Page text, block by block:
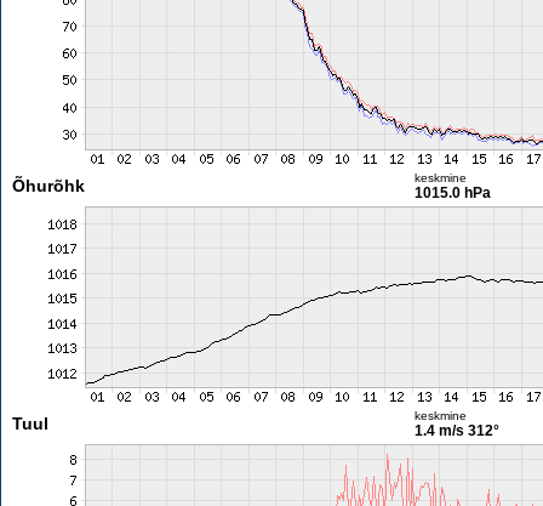
Õhurõhk keskmine
1015.0 hPa
Tuul keskmine
1.4 m/s 312°